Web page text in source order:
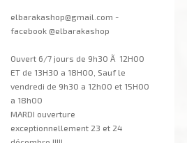
elbarakashop@gmail.com -
facebook @elbarakashop
Ouvert 6/7 jours de 9h30 Ã 12H00
ET de 13H30 a 18H00, Sauf le
vendredi de 9h30 a 12h00 et 15H00
a 18h00
MARDI ouverture
exceptionnellement 23 et 24